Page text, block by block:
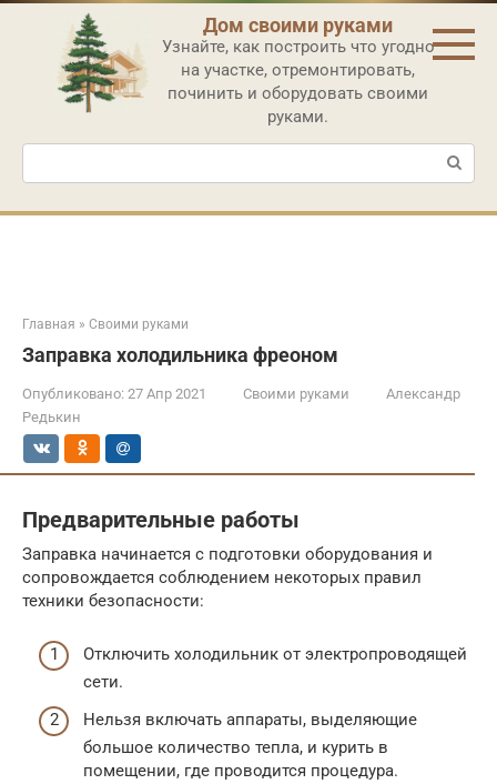
Перейти
контенту
Дом своими руками
Узнайте, как построить что угодно
на участке, отремонтировать,
починить и оборудовать своими
руками.
Поиск:
Главная » Своими руками
Заправка холодильника фреоном
Опубликовано: 27 Апр 2021 Своими руками
Александр
Редькин
Предварительные работы
Заправка начинается с подготовки оборудования и
сопровождается соблюдением некоторых правил
техники безопасности:
Отключить холодильник от электропроводящей
сети.
Нельзя включать аппараты, выделяющие
большое количество тепла, и курить в
помещении, где проводится процедура.